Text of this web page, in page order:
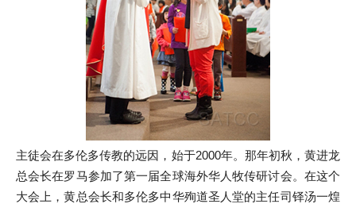
主徒会在多伦多传教的远因，始于2000年。那年初秋，黄进龙
总会长在罗马参加了第一届全球海外华人牧传研讨会。在这个
大会上，黄总会长和多伦多中华殉道圣人堂的主任司铎汤一煌